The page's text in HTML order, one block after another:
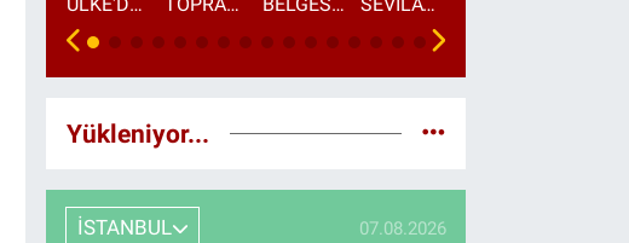
Yükleniyor...
İSTANBUL 07.08.2026